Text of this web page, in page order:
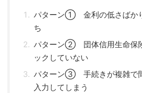
パターン① 金利の低さばか
ち
パターン② 団体信用生命保
ックしていない
パターン③ 手続きが複雑で
入力してしまう